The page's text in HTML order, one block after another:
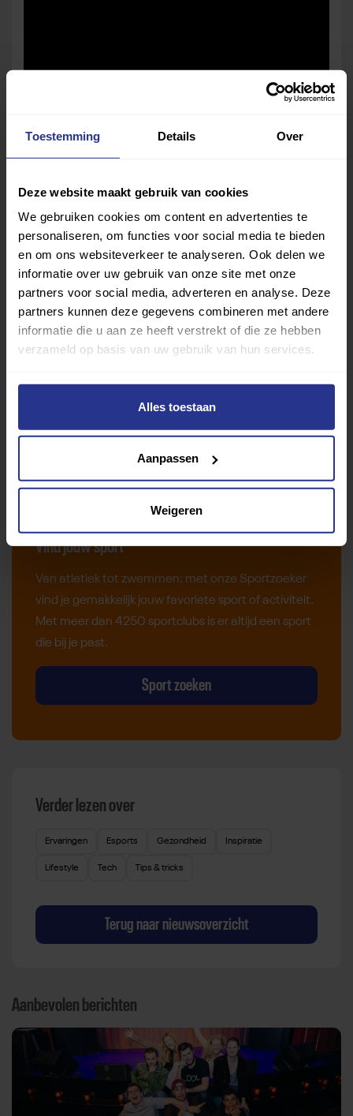
Toestemming Details Over
Deze website maakt gebruik van cookies
We gebruiken cookies om content en advertenties te
personaliseren, om functies voor social media te bieden
en om ons websiteverkeer te analyseren. Ook delen we
informatie over uw gebruik van onze site met onze
partners voor social media, adverteren en analyse. Deze
partners kunnen deze gegevens combineren met andere
informatie die u aan ze heeft verstrekt of die ze hebben
verzameld op basis van uw gebruik van hun services.
Alles toestaan
Aanpassen
Weigeren
Deel op FacebookDeel op LinkedinDeel op Whatsapp Kopieer link
Vind jouw sport
Van atletiek tot zwemmen: met onze Sportzoeker
vind je gemakkelijk jouw favoriete sport of activiteit.
Met meer dan 4250 sportclubs is er altijd een sport
die bij je past.
Sport zoeken
Verder lezen over
Ervaringen Esports Gezondheid Inspiratie
Lifestyle Tech Tips & tricks
Terug naar nieuwsoverzicht
Aanbevolen berichten